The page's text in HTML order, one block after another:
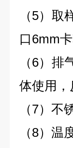
（5）
口6mm
（6）
体使用
（7）
（8）